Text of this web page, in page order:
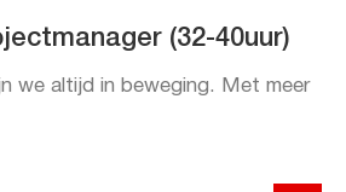
(32-40uur)
we altijd in beweging. Met meer